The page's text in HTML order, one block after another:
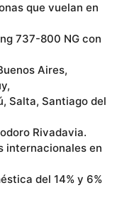
que vuelan en
737-800 NG con
Aires,
Salta, Santiago del
Rivadavia.
internacionales en
del 14% y 6%